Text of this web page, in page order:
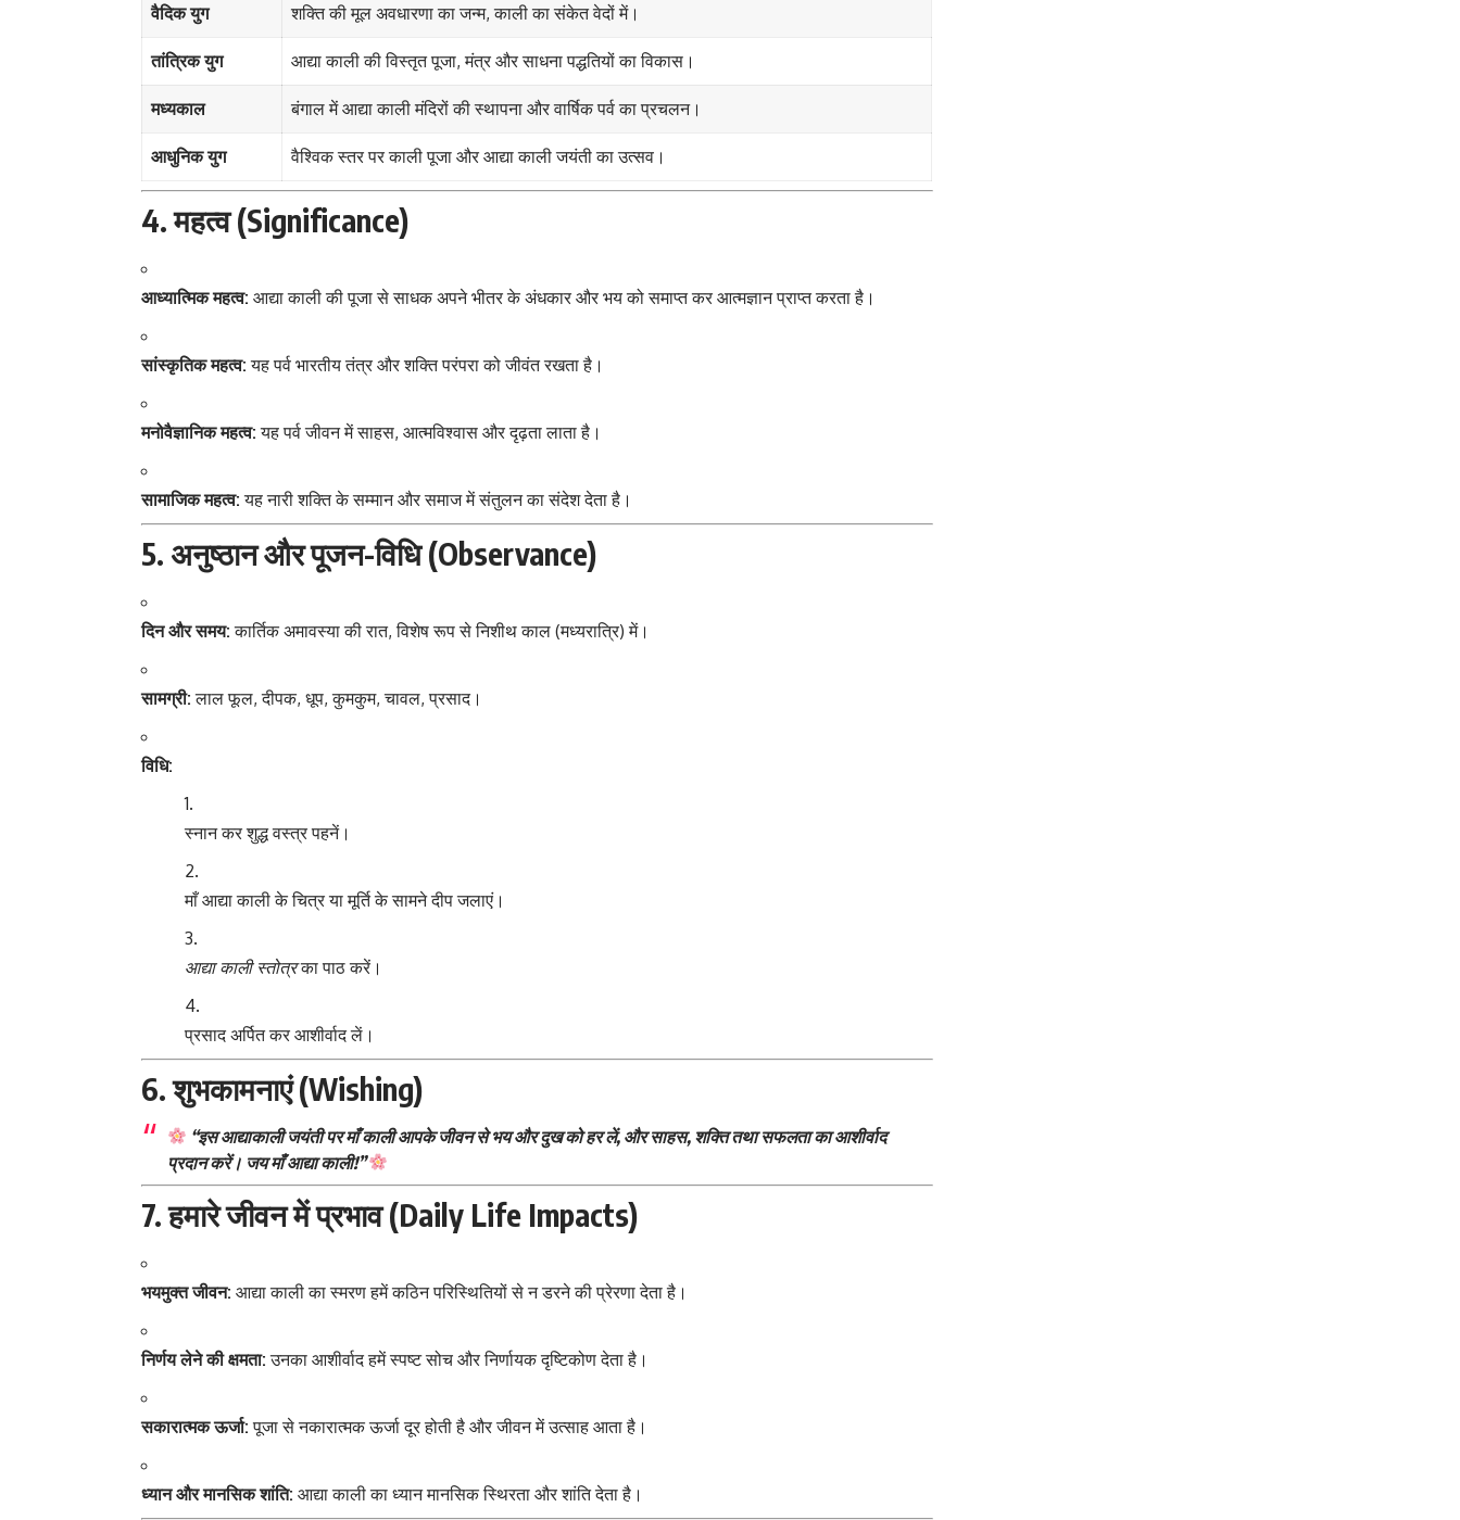
वैदिक युग शक्ति की मूल अवधारणा का जन्म, काली का संकेत वेदों में।
तांत्रिक युग आद्या काली की विस्तृत पूजा, मंत्र और साधना पद्धतियों का विकास।
मध्यकाल बंगाल में आद्या काली मंदिरों की स्थापना और वार्षिक पर्व का प्रचलन।
आधुनिक युग वैश्विक स्तर पर काली पूजा और आद्या काली जयंती का उत्सव।
4. महत्व (Significance)
आध्यात्मिक महत्व: आद्या काली की पूजा से साधक अपने भीतर के अंधकार और भय को समाप्त कर आत्मज्ञान प्राप्त करता है।
सांस्कृतिक महत्व: यह पर्व भारतीय तंत्र और शक्ति परंपरा को जीवंत रखता है।
मनोवैज्ञानिक महत्व: यह पर्व जीवन में साहस, आत्मविश्वास और दृढ़ता लाता है।
सामाजिक महत्व: यह नारी शक्ति के सम्मान और समाज में संतुलन का संदेश देता है।
5. अनुष्ठान और पूजन-विधि (Observance)
दिन और समय: कार्तिक अमावस्या की रात, विशेष रूप से निशीथ काल (मध्यरात्रि) में।
सामग्री: लाल फूल, दीपक, धूप, कुमकुम, चावल, प्रसाद।
विधि:
स्नान कर शुद्ध वस्त्र पहनें।
माँ आद्या काली के चित्र या मूर्ति के सामने दीप जलाएं।
आद्या काली स्तोत्रका पाठ करें।
प्रसाद अर्पित कर आशीर्वाद लें।
6. शुभकामनाएं (Wishing)
“इस आद्याकाली जयंती पर माँ काली आपके जीवन से भय और दुख को हर लें, और साहस, शक्ति तथा सफलता का आशीर्वाद
प्रदान करें। जय माँ आद्या काली!”
7. हमारे जीवन में प्रभाव (Daily Life Impacts)
भयमुक्त जीवन: आद्या काली का स्मरण हमें कठिन परिस्थितियों से न डरने की प्रेरणा देता है।
निर्णय लेने की क्षमता: उनका आशीर्वाद हमें स्पष्ट सोच और निर्णायक दृष्टिकोण देता है।
सकारात्मक ऊर्जा: पूजा से नकारात्मक ऊर्जा दूर होती है और जीवन में उत्साह आता है।
ध्यान और मानसिक शांति: आद्या काली का ध्यान मानसिक स्थिरता और शांति देता है।